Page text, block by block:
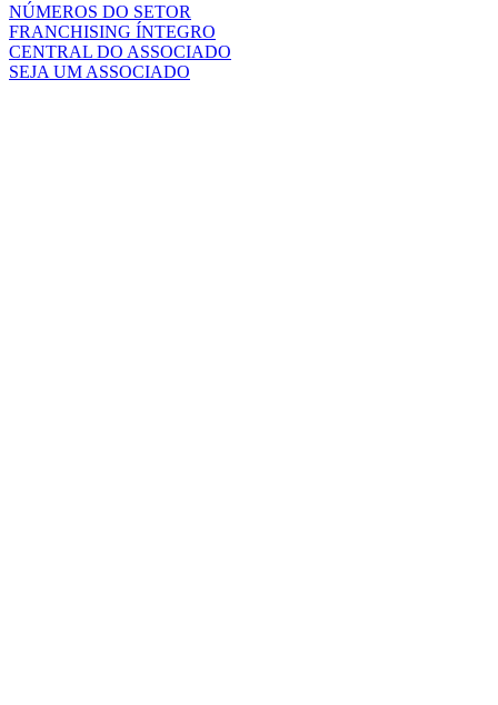
NÚMEROS DO SETOR
FRANCHISING ÍNTEGRO
CENTRAL DO ASSOCIADO
SEJA UM ASSOCIADO